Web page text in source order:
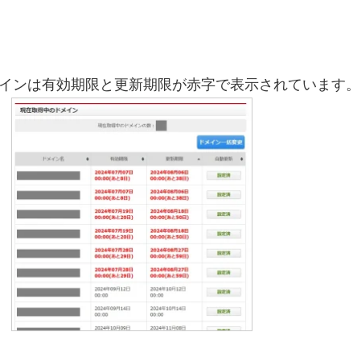
ンは有効期限と更新期限が赤字で表示されています。